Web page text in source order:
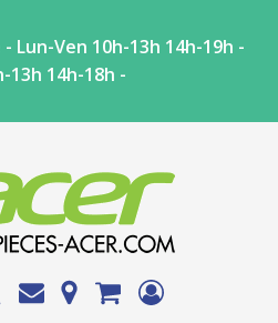
Ven 10h-13h 14h-19h -
13h 14h-18h -